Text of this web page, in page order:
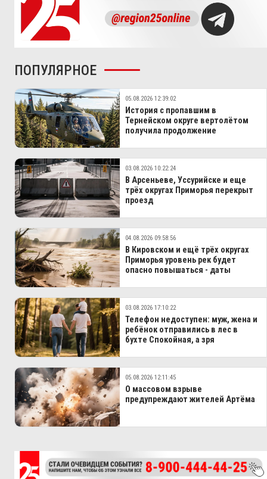
ПОПУЛЯРНОЕ
05.08.2026 12:39:02
История с пропавшим в
Тернейском округе вертолётом
получила продолжение
03.08.2026 10:22:24
В Арсеньеве, Уссурийске и еще
трёх округах Приморья перекрыт
проезд
04.08.2026 09:58:56
В Кировском и ещё трёх округах
Приморья уровень рек будет
опасно повышаться - даты
03.08.2026 17:10:22
Телефон недоступен: муж, жена и
ребёнок отправились в лес в
бухте Спокойная, а зря
05.08.2026 12:11:45
О массовом взрыве
предупреждают жителей Артёма